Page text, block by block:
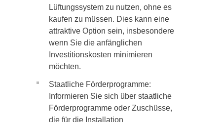
Lüftungssystem zu nutzen, ohne es
kaufen zu müssen. Dies kann eine
attraktive Option sein, insbesondere
wenn Sie die anfänglichen
Investitionskosten minimieren
möchten.
Staatliche Förderprogramme:
Informieren Sie sich über staatliche
Förderprogramme oder Zuschüsse,
die für die Installation